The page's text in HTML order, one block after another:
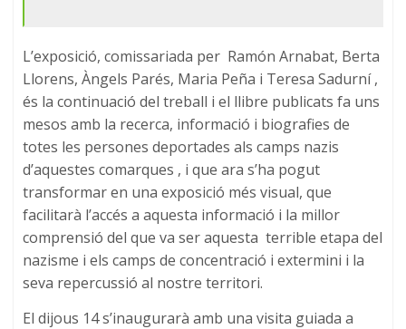
L’exposició, comissariada per Ramón Arnabat, Berta
Llorens, Àngels Parés, Maria Peña i Teresa Sadurní ,
és la continuació del treball i el llibre publicats fa uns
mesos amb la recerca, informació i biografies de
totes les persones deportades als camps nazis
d’aquestes comarques , i que ara s’ha pogut
transformar en una exposició més visual, que
facilitarà l’accés a aquesta informació i la millor
comprensió del que va ser aquesta terrible etapa del
nazisme i els camps de concentració i extermini i la
seva repercussió al nostre territori.
El dijous 14 s’inaugurarà amb una visita guiada a